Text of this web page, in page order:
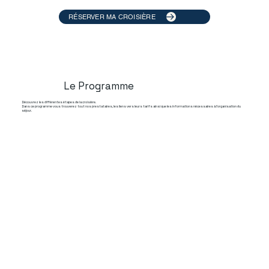
RÉSERVER MA CROISIÈRE
Découvrez les différentes étapes de la croisière.
Dans ce programme vous trouverez tout nos prestataires, les liens vers leurs tarifs ainsi que les informations nécessaires à l'organisation du
séjour.
Le Programme